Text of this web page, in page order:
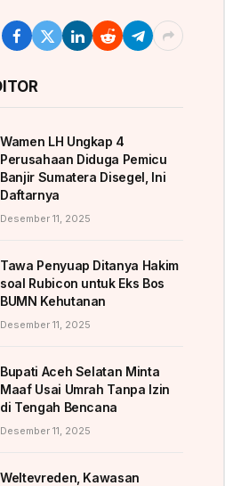
Wamen LH Ungkap 4
Perusahaan Diduga Pemicu
Banjir Sumatera Disegel, Ini
Daftarnya
Desember 11, 2025
Tawa Penyuap Ditanya Hakim
soal Rubicon untuk Eks Bos
BUMN Kehutanan
Desember 11, 2025
Bupati Aceh Selatan Minta
Maaf Usai Umrah Tanpa Izin
di Tengah Bencana
Desember 11, 2025
Weltevreden, Kawasan